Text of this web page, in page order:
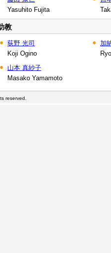
Yasuhito Fujita
教
荻野 光司
Koji Ogino
加
山本 真紗子
Masako Yamamoto
reserved.